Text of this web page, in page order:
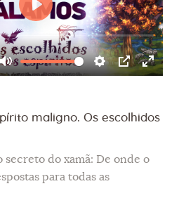
maligno. Os escolhidos
do xamã: De onde o
para todas as